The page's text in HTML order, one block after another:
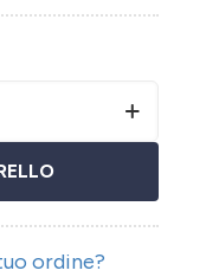
ordine?